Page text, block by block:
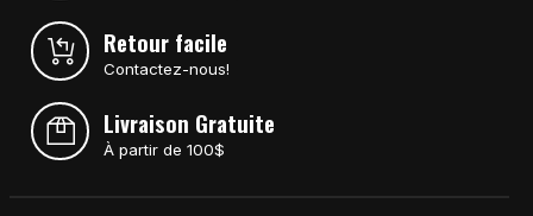
Retour facile
Contactez-nous!
Livraison Gratuite
À partir de 100$